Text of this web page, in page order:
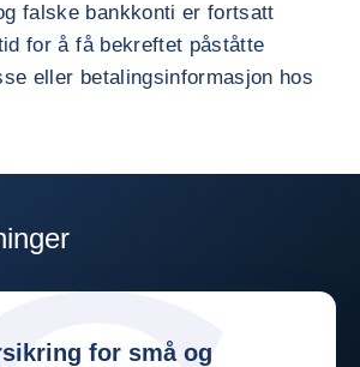
falske bankkonti er fortsatt
for å få bekreftet påståtte
eller betalingsinformasjon hos
for små og